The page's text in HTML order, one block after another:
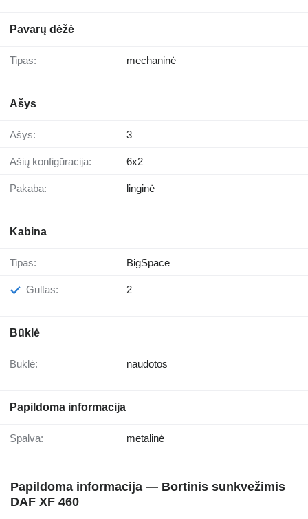
Pavarų dėžė
Tipas: mechaninė
Ašys
Ašys: 3
Ašių konfigūracija: 6x2
Pakaba: linginė
Kabina
Tipas: BigSpace
Gultas: 2
Būklė
Būklė: naudotos
Papildoma informacija
Spalva: metalinė
Papildoma informacija — Bortinis sunkvežimis
DAF XF 460